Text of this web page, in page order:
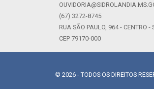
(67) 3272-8745
RUA SÃO PAULO, 964 - CENTRO
CEP 79170-000
© 2026 - TODOS OS DIREITOS